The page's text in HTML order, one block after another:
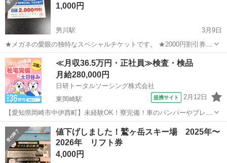
るの...
1,000円
男川駅
3月9日
★メガネの愛眼の独特なスペシャルチケットです。 ★2000円割引券
有効期限2026.6.7迄 ♡スムーズな、楽しいお取引を希望します。 ♡受
け渡し場所。岡崎市栄町 ローソン栄町店
愛知 岡崎市 男川駅 商品券/ギフトカード メガネ
≪月収36.5万円・正社員≫検査・検品
月給280,000円
日研トータルソーシング株式会社
東岡崎駅
提携サイト 2月12日
【愛知県岡崎市中伊西町】未経験OK！寮完備！車のバンパーやブレー
キ部品等の加工・プレス・溶接《お仕事No.NS0372》 お仕事について
自動車のバンパーやサスペンション・ブレーキ部品等の製造（プレス
機械加工オペレーター・...
愛知 岡崎市 東岡崎駅 その他
値下げしました！鷲ヶ岳スキー場 2025年〜
2026年 リフト券
4,000円